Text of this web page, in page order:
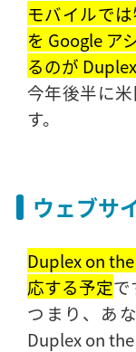
モバイルで
を Google ア
るのが
今年後半に
す。
ウェブサ
Duplex on
応する予定で
つまり、あ
Duplex on the